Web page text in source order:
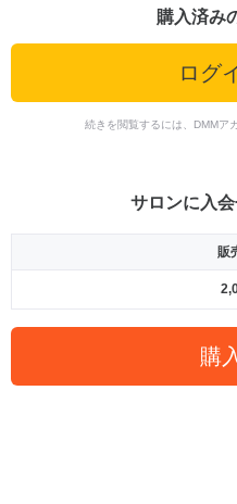
購入済み
ログ
続きを閲覧するには、DMMア
サロンに入
販
購